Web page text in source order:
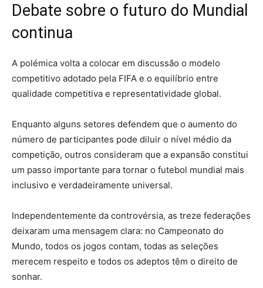
Debate sobre o futuro do Mundial
continua
A polémica volta a colocar em discussão o modelo
competitivo adotado pela FIFA e o equilíbrio entre
qualidade competitiva e representatividade global.
Enquanto alguns setores defendem que o aumento do
número de participantes pode diluir o nível médio da
competição, outros consideram que a expansão constitui
um passo importante para tornar o futebol mundial mais
inclusivo e verdadeiramente universal.
Independentemente da controvérsia, as treze federações
deixaram uma mensagem clara: no Campeonato do
Mundo, todos os jogos contam, todas as seleções
merecem respeito e todos os adeptos têm o direito de
sonhar.